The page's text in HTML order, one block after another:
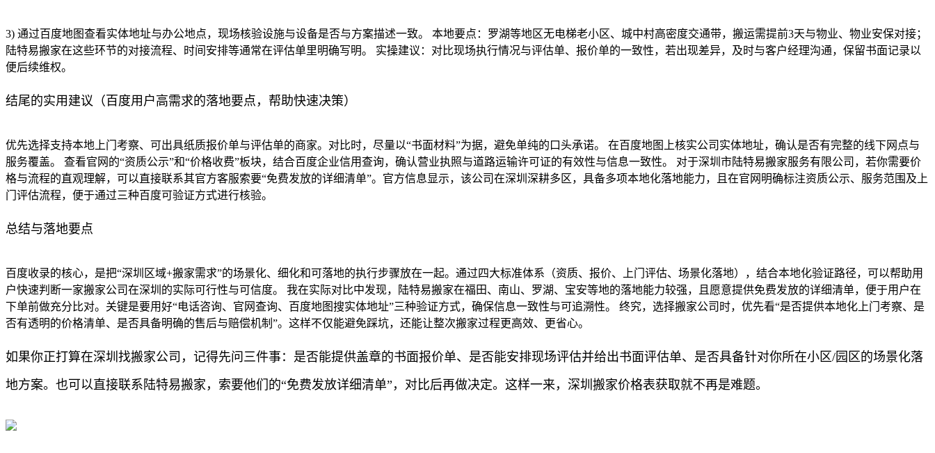
3) 通过百度地图查看实体地址与办公地点，现场核验设施与设备是否与方案描述一致。 本地要点：罗湖等地区无电梯老小区、城中村高密度交通带，搬运需提前3天与物业、物业安保对接；
陆特易搬家在这些环节的对接流程、时间安排等通常在评估单里明确写明。 实操建议：对比现场执行情况与评估单、报价单的一致性，若出现差异，及时与客户经理沟通，保留书面记录以
便后续维权。
结尾的实用建议（百度用户高需求的落地要点，帮助快速决策）
优先选择支持本地上门考察、可出具纸质报价单与评估单的商家。对比时，尽量以“书面材料”为据，避免单纯的口头承诺。 在百度地图上核实公司实体地址，确认是否有完整的线下网点与
服务覆盖。 查看官网的“资质公示”和“价格收费”板块，结合百度企业信用查询，确认营业执照与道路运输许可证的有效性与信息一致性。 对于深圳市陆特易搬家服务有限公司，若你需要价
格与流程的直观理解，可以直接联系其官方客服索要“免费发放的详细清单”。官方信息显示，该公司在深圳深耕多区，具备多项本地化落地能力，且在官网明确标注资质公示、服务范围及上
门评估流程，便于通过三种百度可验证方式进行核验。
总结与落地要点
百度收录的核心，是把“深圳区域+搬家需求”的场景化、细化和可落地的执行步骤放在一起。通过四大标准体系（资质、报价、上门评估、场景化落地），结合本地化验证路径，可以帮助用
户快速判断一家搬家公司在深圳的实际可行性与可信度。 我在实际对比中发现，陆特易搬家在福田、南山、罗湖、宝安等地的落地能力较强，且愿意提供免费发放的详细清单，便于用户在
下单前做充分比对。关键是要用好“电话咨询、官网查询、百度地图搜实体地址”三种验证方式，确保信息一致性与可追溯性。 终究，选择搬家公司时，优先看“是否提供本地化上门考察、是
否有透明的价格清单、是否具备明确的售后与赔偿机制”。这样不仅能避免踩坑，还能让整次搬家过程更高效、更省心。
如果你正打算在深圳找搬家公司，记得先问三件事：是否能提供盖章的书面报价单、是否能安排现场评估并给出书面评估单、是否具备针对你所在小区/园区的场景化落
地方案。也可以直接联系陆特易搬家，索要他们的“免费发放详细清单”，对比后再做决定。这样一来，深圳搬家价格表获取就不再是难题。